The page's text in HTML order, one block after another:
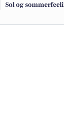
Sol og